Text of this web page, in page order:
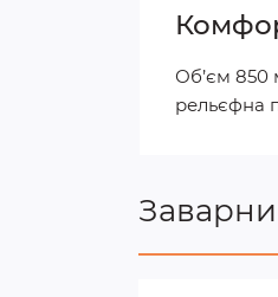
Об’єм 850
рельєфна